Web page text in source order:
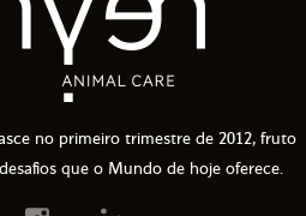
no primeiro trimestre de 2012, fruto
que o Mundo de hoje oferece.